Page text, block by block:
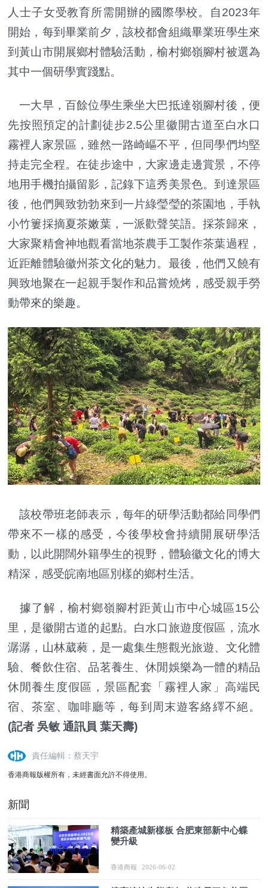
人士子女受教育所需開辦的國際學校。自2023年
開始，每到畢業前夕，該校都會組織畢業班學生來
到黃山市開展鄉村體驗活動，榆村鄉嶺腳村被選為
其中一個研學實踐點。
一大早，百餘位學生乘坐大巴抵達嶺腳村後，便
先按照預定的計劃徒步2.5公里徽開古道至白水口
霧裡人家景區，雖然一路崎嶇不平，但同學們均堅
持走完全程。在徒步途中，大家邊走邊賞景，不停
地用手機拍攝留影，記錄下這秀美景色。到達景區
後，他們興致勃勃來到一片綠瑩瑩的茶園地，手執
小竹簍採摘夏茶嫩葉，一派歡聲笑語。採茶歸來，
大家聚精會神地觀看當地茶農手工製作茶葉過程，
近距離體驗徽州茶文化的魅力。最後，他們又饒有
興致地聚在一起親手製作和品嘗燒烤，感受親手勞
動帶來的樂趣。
該校帶班老師表示，每年的研學活動都給同學們
帶來不一樣的感受，今後學校會持續開展研學活
動，以此開闊外籍學生的視野，體驗徽文化的博大
精深，感受皖南地區別樣的鄉村生活。
據了解，榆村鄉嶺腳村距黃山市中心城區15公
里，是徽開古道的起點。白水口旅遊度假區，流水
潺潺，山林葳蕤，是一處集生態觀光旅遊、文化體
驗、餐飲住宿、品茗養生、休閒娛樂為一體的精品
休閒養生度假區，景區配套「霧裡人家」高端民
宿、茶室、咖啡廳等，每到周末遊客絡繹不絕。
(記者 吳敏 通訊員 葉天壽)
責任編輯：蔡天宇
香港商報版權所有，未經書面允許不得使用。
新聞
精築產城新樣板 合肥東部新中心蝶
變升級
香港商報 2026-06-02